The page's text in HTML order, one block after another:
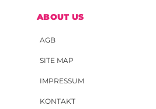
ABOUT US
AGB
SITE MAP
IMPRESSUM
KONTAKT